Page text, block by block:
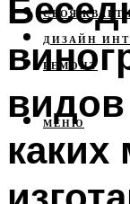
СВОЯ
ДИЗАЙН
РЕМОНТ
МЕНЮ
каких